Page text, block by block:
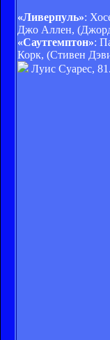
«Ливерпуль»:
Джо Аллен,
«Саутгемптон»:
Корк, (Стивен
Луис Суарес,